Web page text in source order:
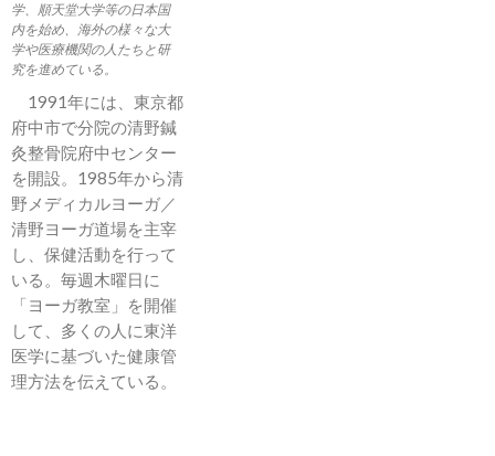
学、順天堂大学等の日本国
内を始め、海外の様々な大
学や医療機関の人たちと研
究を進めている。
1991年には、東京都
府中市で分院の清野鍼
灸整骨院府中センター
を開設。1985年から清
野メディカルヨーガ／
清野ヨーガ道場を主宰
し、保健活動を行って
いる。毎週木曜日に
「ヨーガ教室」を開催
して、多くの人に東洋
医学に基づいた健康管
理方法を伝えている。